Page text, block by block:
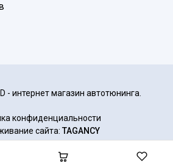
- интернет магазин автотюнинга.
конфиденциальности
сайта: TAGANCY